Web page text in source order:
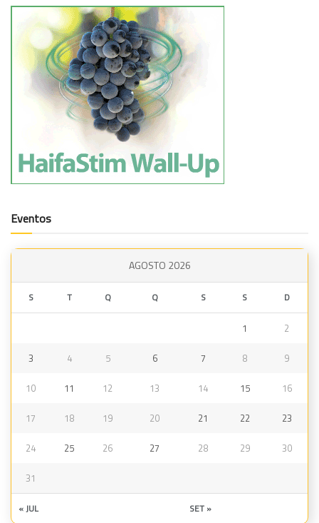
Eventos
AGOSTO 2026
S T Q Q S S D
1 2
3 4 5 6 7 8 9
10 11 12 13 14 15 16
17 18 19 20 21 22 23
24 25 26 27 28 29 30
31
« JUL SET »